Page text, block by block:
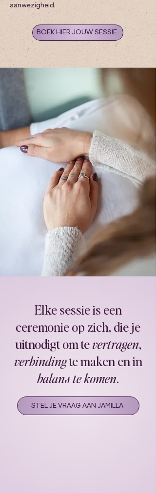
aanwezigheid.
BOEK HIER JOUW SESSIE
Elke sessie is een
ceremonie op zich, die je
uitnodigt om tevertragen,
verbindingte maken en in
balans te komen.
STEL JE VRAAG AAN JAMILLA